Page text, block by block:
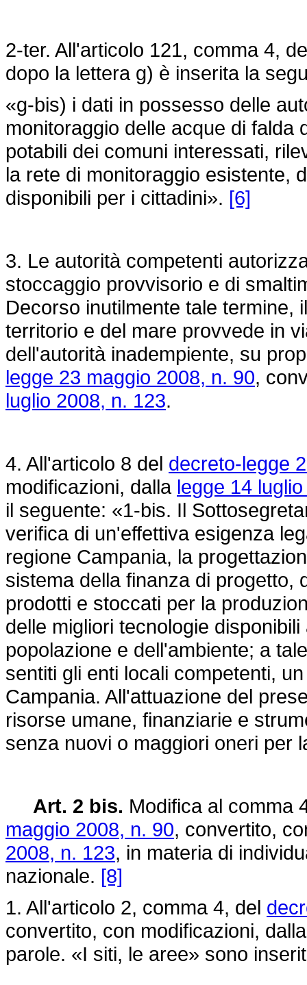
2-ter. All'articolo 121, comma 4,
dopo la lettera g) è inserita la
«g-bis) i dati in possesso delle
monitoraggio delle acque di falda
potabili dei comuni interessati,
la rete di monitoraggio esistente,
disponibili per i cittadini». [6]
3. Le autorità competenti
stoccaggio provvisorio e di
Decorso inutilmente tale termine,
territorio e del mare provvede in
dell'autorità inadempiente, su
legge 23 maggio 2008, n. 90,
luglio 2008, n. 123.
4. All'articolo 8 del decreto-legge
modificazioni, dalla legge 14
il seguente: «1-bis. Il
verifica di un'effettiva esigenza
regione Campania, la
sistema della finanza di progetto,
prodotti e stoccati per la
delle migliori tecnologie
popolazione e dell'ambiente; a
sentiti gli enti locali competenti,
Campania. All'attuazione del
risorse umane, finanziarie e
senza nuovi o maggiori oneri per
Art. 2 bis. Modifica al comma
maggio 2008, n. 90, convertito,
2008, n. 123, in materia di
nazionale. [8]
1. All'articolo 2, comma 4, del
convertito, con modificazioni,
parole. «I siti, le aree» sono